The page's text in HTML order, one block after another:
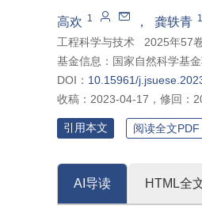
高欢 1 ， 龚轶青 1
工程科学与技术
2025年57
基金信息： 国家自然科学基
DOI： 10.15961/
收稿： 2023-04-17 ， 修回：
引用本文 阅读全文PDF
AI导读 HTML全